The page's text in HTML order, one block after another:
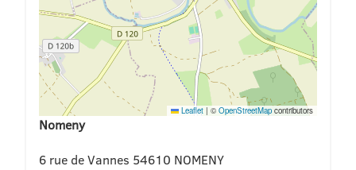
Leaflet | ©OpenStreetMap contributors
Nomeny
6 rue de Vannes 54610 NOMENY